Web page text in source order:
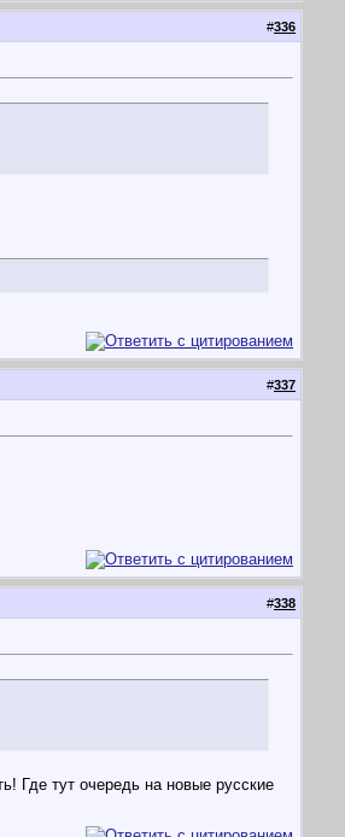
#336
#337
#338
Где тут очередь на новые русские